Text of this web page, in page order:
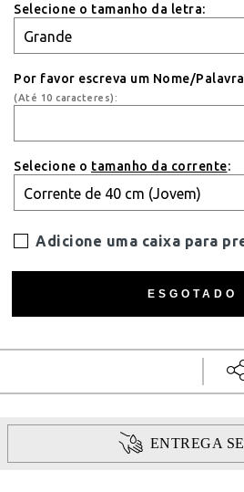
Selecione o tamanho da letra:
Por favor escreva um Nome/
(Até 10 caracteres):
Selecione o tamanho da corrente:
Adicione uma caixa para
ENTREGA